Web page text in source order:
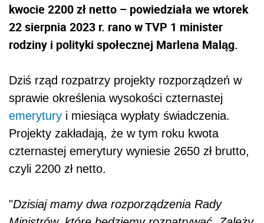
kwocie 2200 zł netto – powiedziała we wtorek
22 sierpnia 2023 r. rano w TVP 1 minister
rodziny i polityki społecznej Marlena Maląg.
Dziś rząd rozpatrzy projekty rozporządzeń w
sprawie określenia wysokości czternastej
emerytury i miesiąca wypłaty świadczenia.
Projekty zakładają, że w tym roku kwota
czternastej emerytury wyniesie 2650 zł brutto,
czyli 2200 zł netto.
"Dzisiaj mamy dwa rozporządzenia Rady